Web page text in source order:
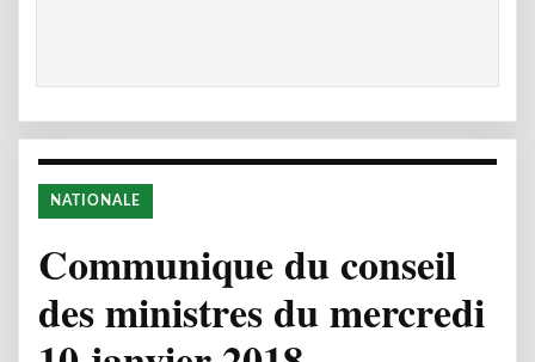
NATIONALE
Communique du conseil
des ministres du mercredi